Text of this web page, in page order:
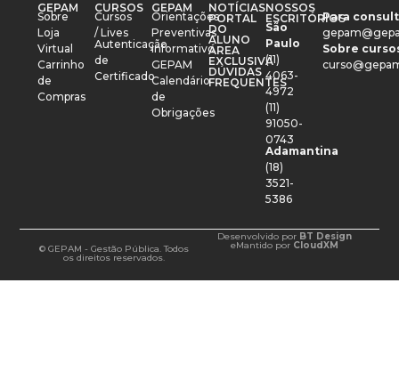
GEPAM
Sobre
Loja
Virtual
Carrinho
de
Compras
CURSOS
Cursos
/ Lives
Autenticação
de
Certificado
GEPAM
Orientações
Preventivas
Informativo
GEPAM
Calendário
de
Obrigações
NOTÍCIAS
PORTAL
DO
ALUNO
ÁREA
EXCLUSIVA
DÚVIDAS
FREQUENTES
NOSSOS
ESCRITÓRIOS
São
Paulo
(11)
4063-
4972
(11)
91050-
0743
Adamantina
(18)
3521-
5386
Para
Sobre
© GEPAM - Gestão Pública. Todos
os direitos reservados.
Desenvolvido por BT Design
eMantido por CloudXM